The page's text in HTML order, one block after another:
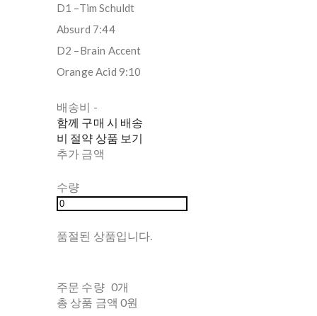
D1 –Tim Schuldt
Absurd 7:44
D2 –Brain Accent
Orange Acid 9:10
배송비 -
함께 구매 시 배송
비 절약 상품 보기
추가 금액
수량
품절된 상품입니다.
주문 수량 0개
총 상품 금액 0원